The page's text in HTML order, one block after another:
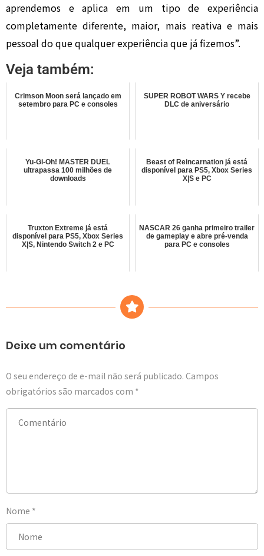
aprendemos e aplica em um tipo de experiência
completamente diferente, maior, mais reativa e mais
pessoal do que qualquer experiência que já fizemos”.
Veja também:
Crimson Moon será lançado em
setembro para PC e consoles
SUPER ROBOT WARS Y recebe
DLC de aniversário
Yu-Gi-Oh! MASTER DUEL
ultrapassa 100 milhões de
downloads
Beast of Reincarnation já está
disponível para PS5, Xbox Series
X|S e PC
Truxton Extreme já está
disponível para PS5, Xbox Series
X|S, Nintendo Switch 2 e PC
NASCAR 26 ganha primeiro trailer
de gameplay e abre pré-venda
para PC e consoles
Deixe um comentário
O seu endereço de e-mail não será publicado. Campos
obrigatórios são marcados com *
Nome *